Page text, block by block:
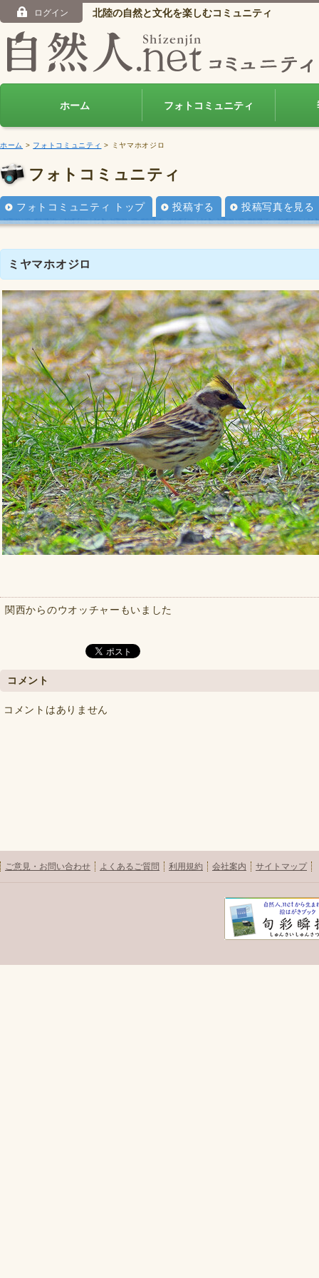
ログイン 北陸の自然と文化を楽しむコミュニティ
ホーム フォトコミュニティ
ホーム > フォトコミュニティ > ミヤマホオジロ
フォトコミュニティ
フォトコミュニティ トップ 投稿する 投稿写真を見る
ミヤマホオジロ
関西からのウオッチャーもいました
コメント
コメントはありません
ご意見・お問い合わせ よくあるご質問 利用規約 会社案内 サイトマップ